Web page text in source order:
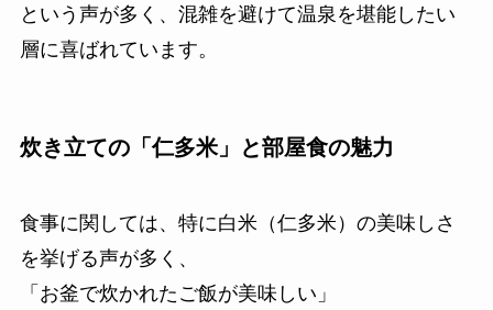
という声が多く、混雑を避けて温泉を堪能したい
層に喜ばれています。
炊き立ての「仁多米」と部屋食の魅力
食事に関しては、特に白米（仁多米）の美味しさ
を挙げる声が多く、
「お釜で炊かれたご飯が美味しい」